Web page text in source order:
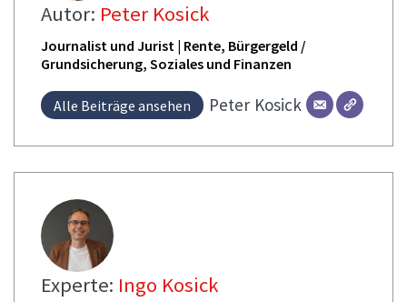
Autor: Peter Kosick
Journalist und Jurist | Rente, Bürgergeld /
Grundsicherung, Soziales und Finanzen
Alle Beiträge ansehen Peter Kosick
Experte: Ingo Kosick